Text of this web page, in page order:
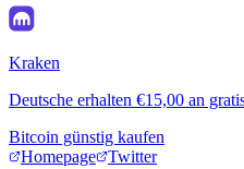
Kraken
Deutsche erhalten €15,00 an
Bitcoin günstig kaufen
Homepage
Twitter